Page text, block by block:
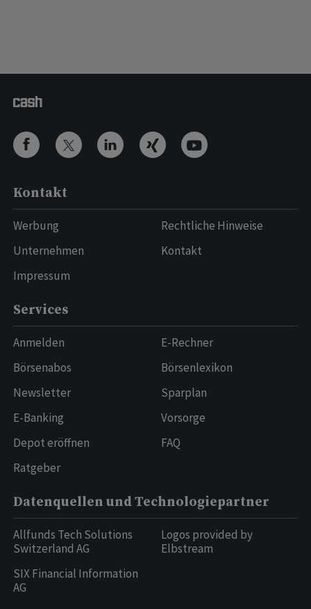
Kontakt
Werbung
Unternehmen
Impressum
Rechtliche Hinweise
Kontakt
Services
Anmelden
Börsenabos
Newsletter
E-Banking
Depot eröffnen
Ratgeber
E-Rechner
Börsenlexikon
Sparplan
Vorsorge
FAQ
Datenquellen und Technologiepartner
Allfunds Tech Solutions
Switzerland AG
SIX Financial Information
AG
Logos provided by
Elbstream